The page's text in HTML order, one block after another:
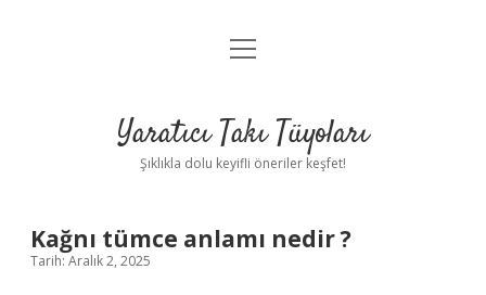
Anasayfa
Yasal Uyarı
menüyü
Yaratıcı Takı Tüyoları
Şıklıkla dolu keyifli öneriler keşfet!
Kağnı tümce anlamı nedir ?
Tarih: Aralık 2, 2025